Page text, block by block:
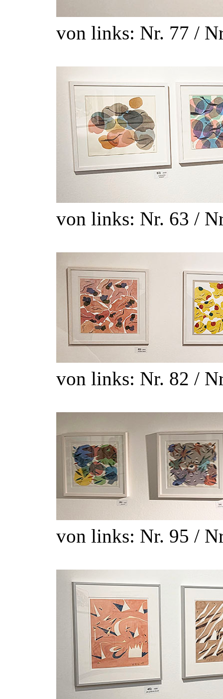
von links: Nr. 77 /
von links: Nr. 63 /
von links: Nr. 82 /
von links: Nr. 95 /